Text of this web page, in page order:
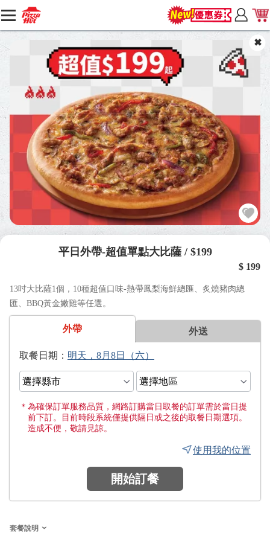
平日外帶-超值單點大比薩 / $199
$ 199
13吋大比薩1個，10種超值口味-熱帶鳳梨海鮮總匯、炙燒豬肉總
匯、BBQ黃金嫩雞等任選。
外帶 外送
日期：
為確保訂單服務品質，網路訂購當日取餐的訂單需於當日提
前下訂。目前時段系統僅提供隔日或之後的取餐日期選項。
造成不便，敬請見諒。
使用我的位置
開始訂餐
套餐說明